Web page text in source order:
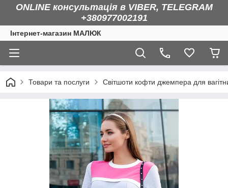
ONLINE консультація в VIBER, TELEGRAM
+380977002191
Інтернет-магазин МАЛЮК
Товари та послуги Світшоти кофти джемпера для